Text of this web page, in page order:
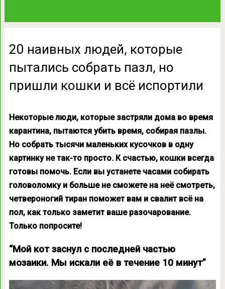
20 наивных людей, которые
пытались собрать пазл, но
пришли кошки и всё испортили
Некоторые люди, которые застряли дома во время
карантина, пытаются убить время, собирая пазлы.
Но собрать тысячи маленьких кусочков в одну
картинку не так-то просто. К счастью, кошки всегда
готовы помочь. Если вы устанете часами собирать
головоломку и больше не сможете на неё смотреть,
четвероногий тиран поможет вам и свалит всё на
пол, как только заметит ваше разочарование.
Только попросите!
“Мой кот заснул с последней частью
мозаики. Мы искали её в течение 10 минут”